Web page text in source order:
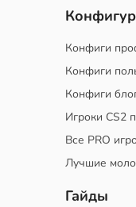
Конфиги
Конфиги
Конфиги
Игроки CS2
Все PRO
Лучшие
Гайды